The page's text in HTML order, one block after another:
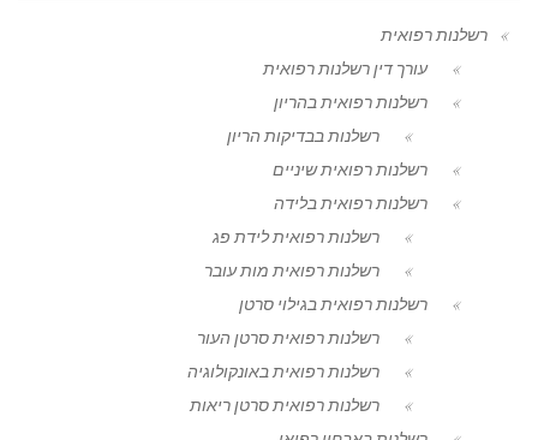
רשלנות רפואית
עורך דין רשלנות רפואית
רשלנות רפואית בהריון
רשלנות בבדיקות הריון
רשלנות רפואית שיניים
רשלנות רפואית בלידה
רשלנות רפואית לידת פג
רשלנות רפואית מות עובר
רשלנות רפואית בגילוי סרטן
רשלנות רפואית סרטן העור
רשלנות רפואית באונקולוגיה
רשלנות רפואית סרטן ריאות